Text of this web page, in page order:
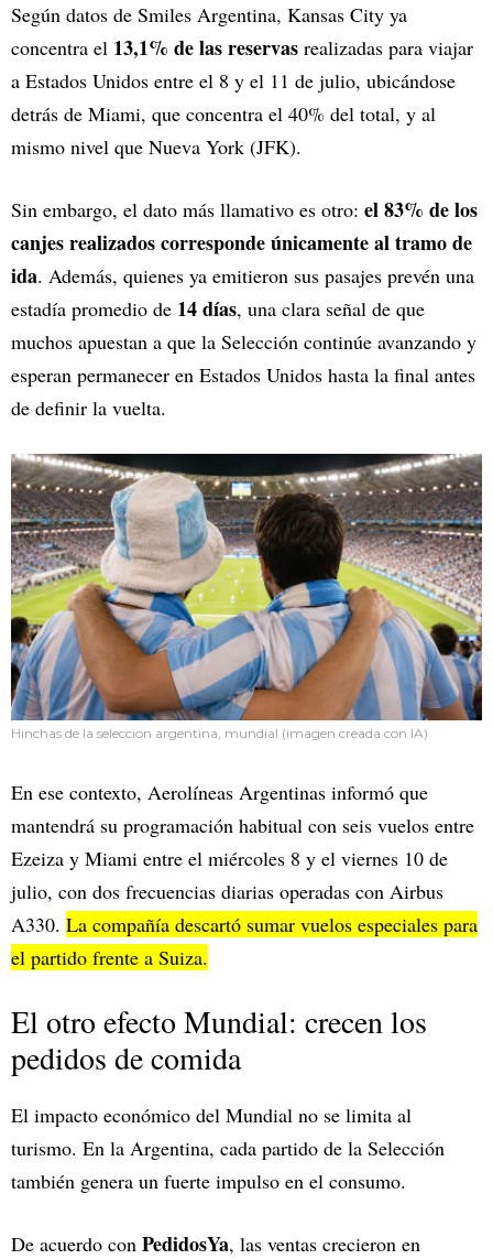
Según datos de Smiles Argentina, Kansas City ya
concentra el 13,1% de las reservas realizadas para viajar
a Estados Unidos entre el 8 y el 11 de julio, ubicándose
detrás de Miami, que concentra el 40% del total, y al
mismo nivel que Nueva York (JFK).
Sin embargo, el dato más llamativo es otro: el 83% de los
canjes realizados corresponde únicamente al tramo de
ida. Además, quienes ya emitieron sus pasajes prevén una
estadía promedio de 14 días, una clara señal de que
muchos apuestan a que la Selección continúe avanzando y
esperan permanecer en Estados Unidos hasta la final antes
de definir la vuelta.
Hinchas de la seleccion argentina, mundial (imagen creada con IA)
En ese contexto, Aerolíneas Argentinas informó que
mantendrá su programación habitual con seis vuelos entre
Ezeiza y Miami entre el miércoles 8 y el viernes 10 de
julio, con dos frecuencias diarias operadas con Airbus
A330. La compañía descartó sumar vuelos especiales para
el partido frente a Suiza.
El otro efecto Mundial: crecen los
pedidos de comida
El impacto económico del Mundial no se limita al
turismo. En la Argentina, cada partido de la Selección
también genera un fuerte impulso en el consumo.
De acuerdo con PedidosYa, las ventas crecieron en